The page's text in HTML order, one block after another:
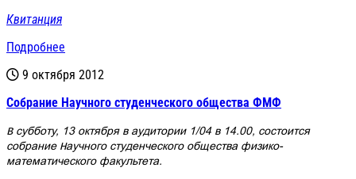
Квитанция
Подробнее
9 октября 2012
Cобрание Научного студенческого общества ФМФ
В субботу, 13 октября в аудитории 1/04 в 14.00, состоится
собрание Научного студенческого общества физико-
математического факультета.